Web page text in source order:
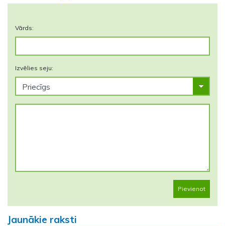
Vārds:
Izvēlies seju:
Pievienot
Jaunākie raksti